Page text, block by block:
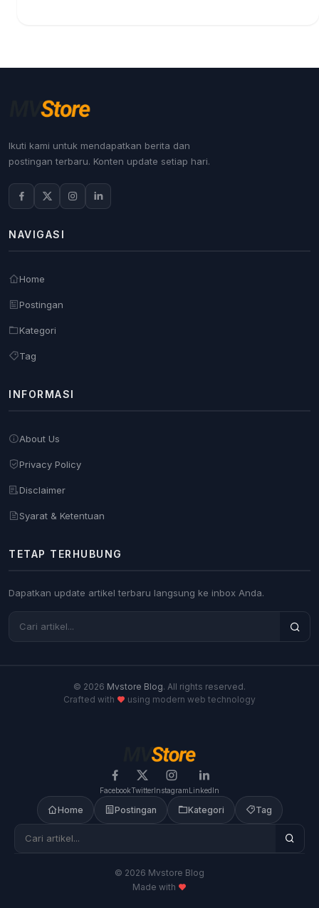
Ikuti kami untuk mendapatkan berita dan
postingan terbaru. Konten update setiap hari.
NAVIGASI
Home
Postingan
Kategori
Tag
INFORMASI
About Us
Privacy Policy
Disclaimer
Syarat & Ketentuan
TETAP TERHUBUNG
Dapatkan update artikel terbaru langsung ke inbox Anda.
© 2026 Mvstore Blog. All rights reserved.
Crafted with
using modern web technology
FacebookTwitter Instagram LinkedIn
Home Postingan Kategori Tag
© 2026 Mvstore Blog
Made with